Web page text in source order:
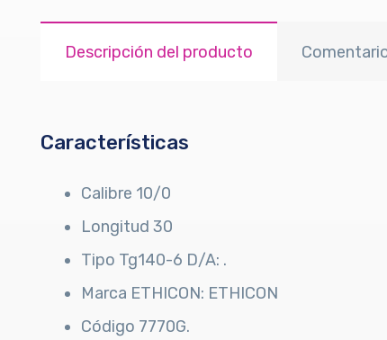
Descripción del producto
Características
Calibre 10/0
Longitud 30
Tipo Tg140-6 D/A: .
Marca ETHICON: ETHICON
Código 7770G.